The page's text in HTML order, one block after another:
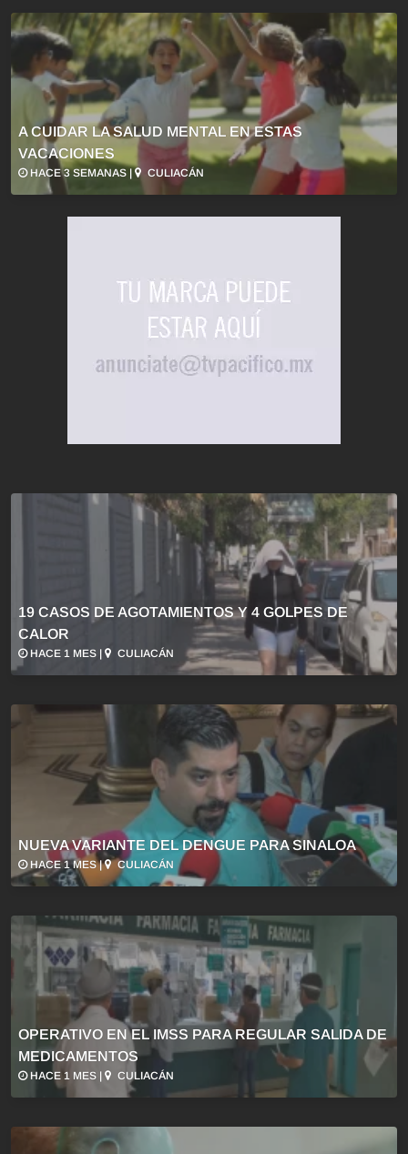
A CUIDAR LA SALUD MENTAL EN ESTAS
VACACIONES
HACE 3 SEMANAS | CULIACÁN
19 CASOS DE AGOTAMIENTOS Y 4 GOLPES DE
CALOR
HACE 1 MES | CULIACÁN
NUEVA VARIANTE DEL DENGUE PARA SINALOA
HACE 1 MES | CULIACÁN
OPERATIVO EN EL IMSS PARA REGULAR SALIDA DE
MEDICAMENTOS
HACE 1 MES | CULIACÁN